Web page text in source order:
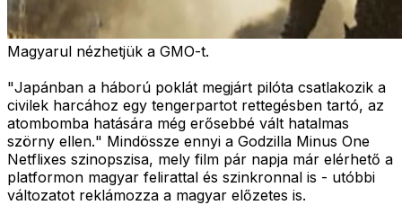
Magyarul nézhetjük a GMO-t.
"Japánban a háború poklát megjárt pilóta csatlakozik a
civilek harcához egy tengerpartot rettegésben tartó, az
atombomba hatására még erősebbé vált hatalmas
szörny ellen." Mindössze ennyi a Godzilla Minus One
Netflixes szinopszisa, mely film pár napja már elérhető a
platformon magyar felirattal és szinkronnal is - utóbbi
változatot reklámozza a magyar előzetes is.